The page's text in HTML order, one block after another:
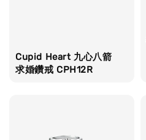
Cupid Heart 九心八箭
求婚鑽戒 CPH12R